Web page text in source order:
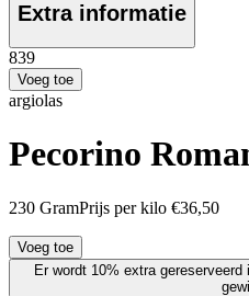
Extra informatie
839
Voeg toe
argiolas
Pecorino
230 GramPrijs per kilo €36,50
Voeg toe
Er wordt 10% extra